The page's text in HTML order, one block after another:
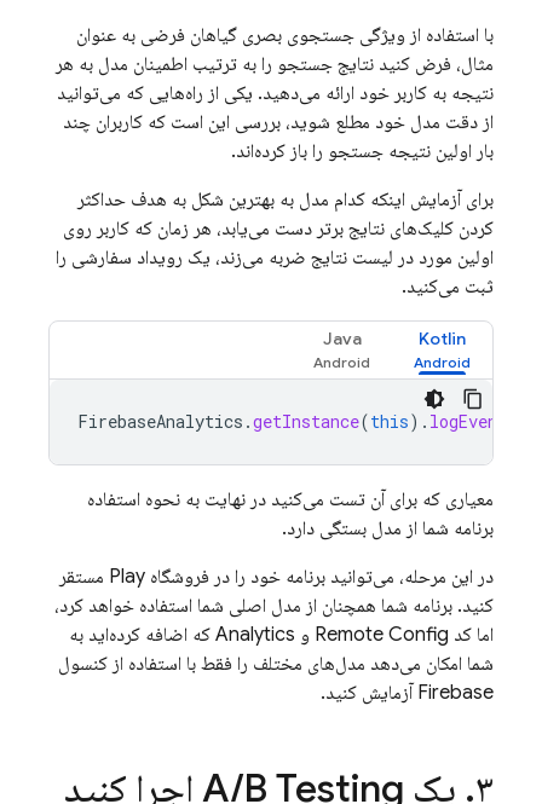
با استفاده از ویژگی جستجوی بصری گیاهان فرضی به عنوان
مثال، فرض کنید نتایج جستجو را به ترتیب اطمینان مدل به هر
نتیجه به کاربر خود ارائه می‌دهید. یکی از راه‌هایی که می‌توانید
از دقت مدل خود مطلع شوید، بررسی این است که کاربران چند
بار اولین نتیجه جستجو را باز کرده‌اند.
برای آزمایش اینکه کدام مدل به بهترین شکل به هدف حداکثر
کردن کلیک‌های نتایج برتر دست می‌یابد، هر زمان که کاربر روی
اولین مورد در لیست نتایج ضربه می‌زند، یک رویداد سفارشی را
ثبت می‌کنید.
Kotlin
Java
FirebaseAnalytics .getInstance(this). logEvent
معیاری که برای آن تست می‌کنید در نهایت به نحوه استفاده
برنامه شما از مدل بستگی دارد.
در این مرحله، می‌توانید برنامه خود را در فروشگاه Play مستقر
کنید. برنامه شما همچنان از مدل اصلی شما استفاده خواهد کرد،
اما کد Remote Config
و Analytics که اضافه کرده‌اید به
شما امکان می‌دهد مدل‌های مختلف را فقط با استفاده از کنسول
Firebase آزمایش کنید.
۳. یک A/B Testing اجرا کنید